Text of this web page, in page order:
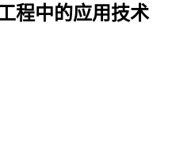
程中的应用技术